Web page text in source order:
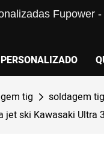
Fupower
PERSONALIZADO
tig soldagem
ski Kawasaki Ultra